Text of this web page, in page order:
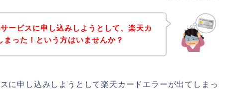
ービスに申し込みしようとして、楽天カ
まった！という方はいませんか？
に申し込みしようとして楽天カードエラーが出てしまっ